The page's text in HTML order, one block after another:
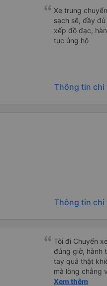
nào, &quot;B
bạn
bằng xe bu
tôi quá ngu
Xe trung
sạch sẽ, đầy
xếp đồ đạc,
tục ủng hộ
Thông tin chi
Thông tin chi
Tôi đi Chuyến
đúng giờ, hành
tay quả thật khiến tôi an tâm, mãn ý. Đường xa muôn dặm
mà lòng chẳng
cẩn, hiếm thấy
Xem thêm